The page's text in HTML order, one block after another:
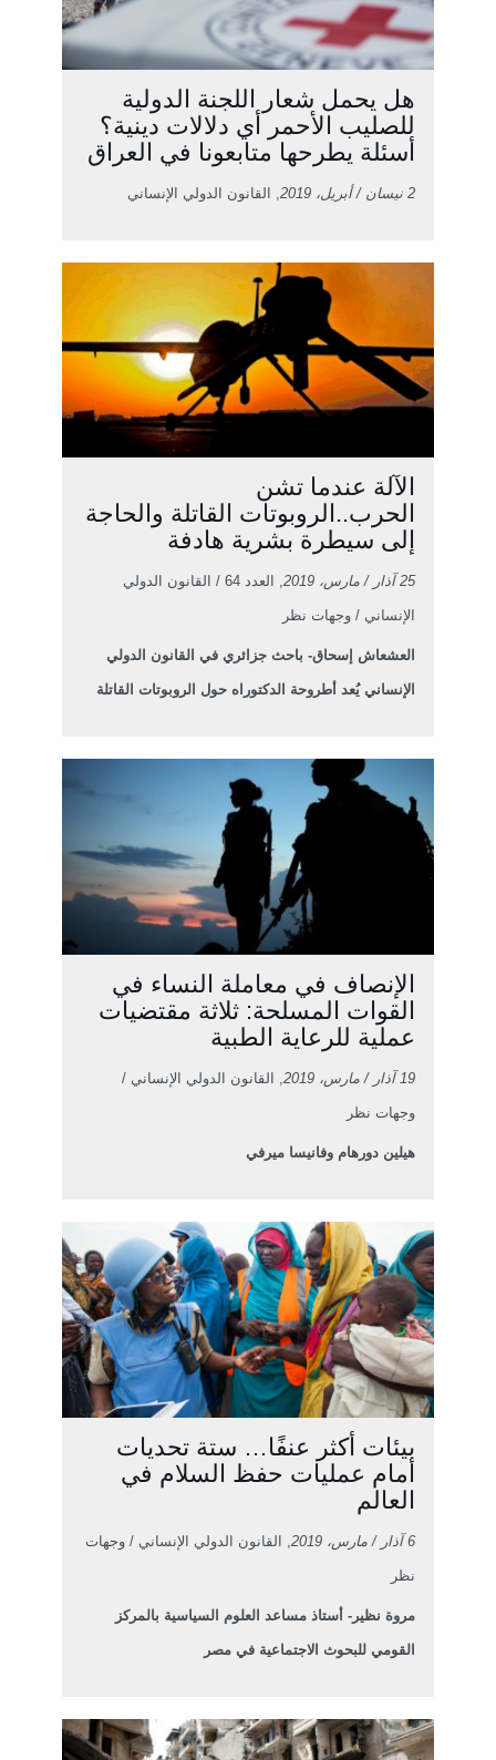
هل يحمل شعار اللجنة الدولية
للصليب الأحمر أي دلالات دينية؟
أسئلة يطرحها متابعونا في العراق
2 نيسان / أبريل، 2019 , القانون الدولي الإنساني
الآلة عندما تشن
الحرب..الروبوتات القاتلة والحاجة
إلى سيطرة بشرية هادفة
25 آذار / مارس، 2019 , العدد 64 / القانون الدولي
الإنساني / وجهات نظر
العشعاش إسحاق- باحث جزائري في القانون الدولي
الإنساني يُعد أطروحة الدكتوراه حول الروبوتات القاتلة
الإنصاف في معاملة النساء في
القوات المسلحة: ثلاثة مقتضيات
عملية للرعاية الطبية
19 آذار / مارس، 2019 , القانون الدولي الإنساني /
وجهات نظر
هيلين دورهام وفانيسا ميرفي
بيئات أكثر عنفًا… ستة تحديات
أمام عمليات حفظ السلام في
العالم
6 آذار / مارس، 2019 , القانون الدولي الإنساني / وجهات
نظر
مروة نظير- أستاذ مساعد العلوم السياسية بالمركز
القومي للبحوث الاجتماعية في مصر